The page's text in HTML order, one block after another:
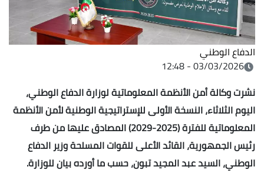
الدفاع الوطني
03/03/2026 - 12:48
نشرت وكالة أمن الأنظمة المعلوماتية لوزارة الدفاع الوطني،
اليوم الثلاثاء، النسخة الأولى للإستراتيجية الوطنية لأمن الأنظمة
المعلوماتية للفترة (2025-2029) المصادق عليها من طرف
رئيس الجمهورية، القائد الأعلى للقوات المسلحة وزير الدفاع
الوطني، السيد عبد المجيد تبون، حسب ما أورده بيان للوزارة.